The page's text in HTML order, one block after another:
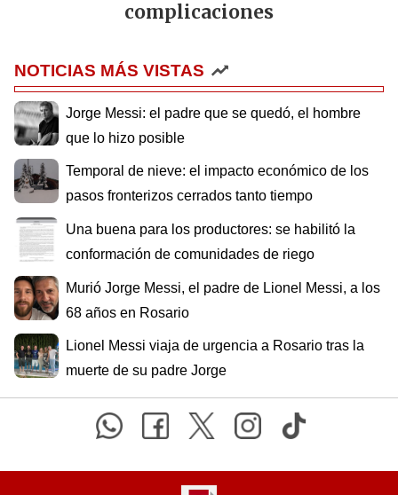
complicaciones
NOTICIAS MÁS VISTAS
Jorge Messi: el padre que se quedó, el hombre
que lo hizo posible
Temporal de nieve: el impacto económico de los
pasos fronterizos cerrados tanto tiempo
Una buena para los productores: se habilitó la
conformación de comunidades de riego
Murió Jorge Messi, el padre de Lionel Messi, a los
68 años en Rosario
Lionel Messi viaja de urgencia a Rosario tras la
muerte de su padre Jorge